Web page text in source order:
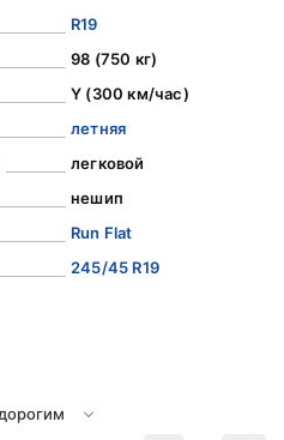
R19
98 (750 кг)
Y (300 км/час)
летняя
легковой
нешип
Run Flat
245/45 R19